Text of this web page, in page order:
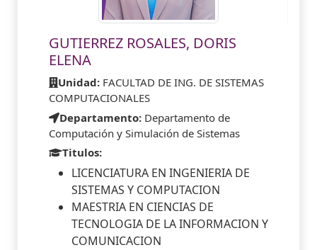
GUTIERREZ ROSALES, DORIS
ELENA
Unidad: FACULTAD DE ING. DE SISTEMAS
COMPUTACIONALES
Departamento: Departamento de
Computación y Simulación de Sistemas
Titulos:
LICENCIATURA EN INGENIERIA DE
SISTEMAS Y COMPUTACION
MAESTRIA EN CIENCIAS DE
TECNOLOGIA DE LA INFORMACION Y
COMUNICACION